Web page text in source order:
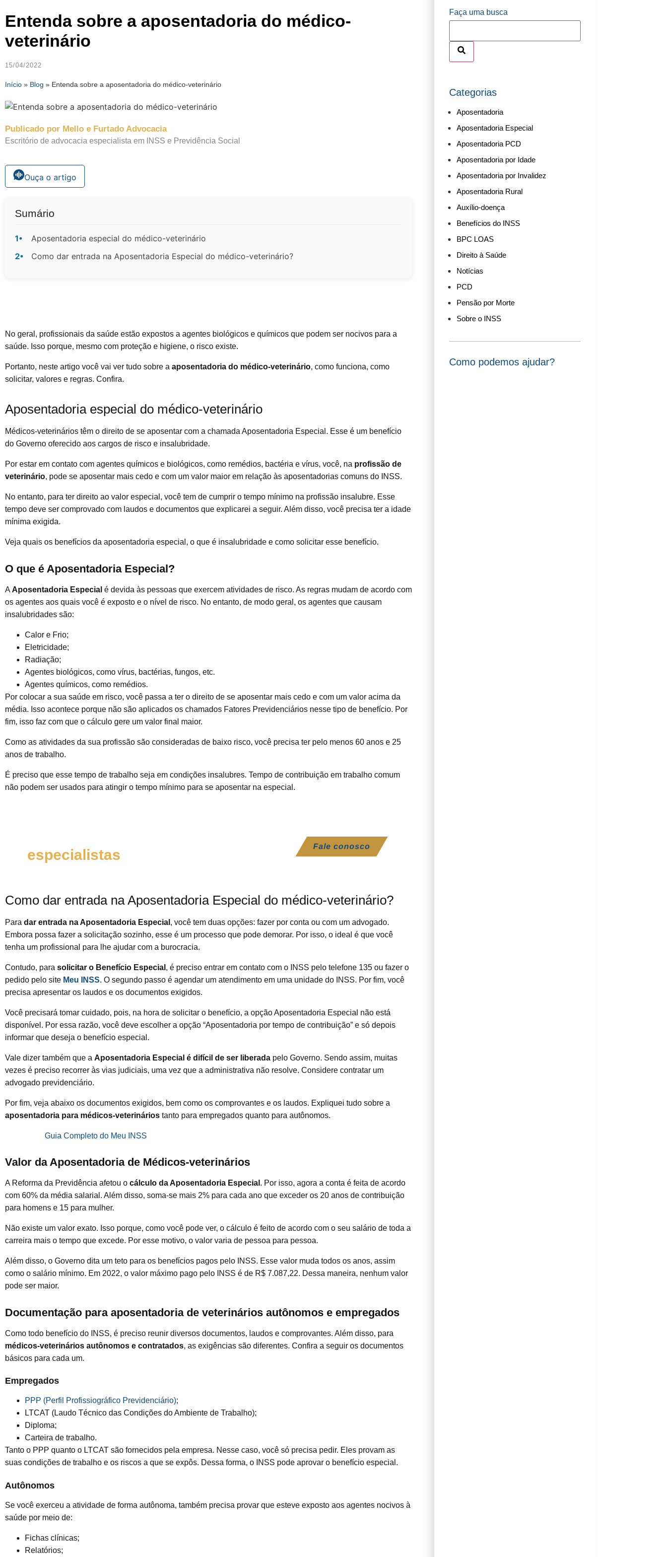
Entenda sobre a aposentadoria do médico-
veterinário
15/04/2022
Início » Blog » Entenda sobre a aposentadoria do médico-veterinário
Publicado por Mello e Furtado Advocacia
Escritório de advocacia especialista em INSS e Previdência Social
Ouça o artigo
Sumário
1•
Aposentadoria especial do médico-veterinário
2•
Como dar entrada na Aposentadoria Especial do médico-veterinário?
No geral, profissionais da saúde estão expostos a agentes biológicos e químicos que podem ser nocivos para a
saúde. Isso porque, mesmo com proteção e higiene, o risco existe.
Portanto, neste artigo você vai ver tudo sobre a aposentadoria do médico-veterinário, como funciona, como
solicitar, valores e regras. Confira.
Aposentadoria especial do médico-veterinário
Médicos-veterinários têm o direito de se aposentar com a chamada Aposentadoria Especial. Esse é um benefício
do Governo oferecido aos cargos de risco e insalubridade.
Por estar em contato com agentes químicos e biológicos, como remédios, bactéria e vírus, você, na profissão de
veterinário, pode se aposentar mais cedo e com um valor maior em relação às aposentadorias comuns do INSS.
No entanto, para ter direito ao valor especial, você tem de cumprir o tempo mínimo na profissão insalubre. Esse
tempo deve ser comprovado com laudos e documentos que explicarei a seguir. Além disso, você precisa ter a idade
mínima exigida.
Veja quais os benefícios da aposentadoria especial, o que é insalubridade e como solicitar esse benefício.
O que é Aposentadoria Especial?
A Aposentadoria Especial é devida às pessoas que exercem atividades de risco. As regras mudam de acordo com
os agentes aos quais você é exposto e o nível de risco. No entanto, de modo geral, os agentes que causam
insalubridades são:
Calor e Frio;
Eletricidade;
Radiação;
Agentes biológicos, como vírus, bactérias, fungos, etc.
Agentes químicos, como remédios.
Por colocar a sua saúde em risco, você passa a ter o direito de se aposentar mais cedo e com um valor acima da
média. Isso acontece porque não são aplicados os chamados Fatores Previdenciários nesse tipo de benefício. Por
fim, isso faz com que o cálculo gere um valor final maior.
Como as atividades da sua profissão são consideradas de baixo risco, você precisa ter pelo menos 60 anos e 25
anos de trabalho.
É preciso que esse tempo de trabalho seja em condições insalubres. Tempo de contribuição em trabalho comum
não podem ser usados para atingir o tempo mínimo para se aposentar na especial.
especialistas
Fale conosco
Como dar entrada na Aposentadoria Especial do médico-veterinário?
Para dar entrada na Aposentadoria Especial , você tem duas opções: fazer por conta ou com um advogado.
Embora possa fazer a solicitação sozinho, esse é um processo que pode demorar. Por isso, o ideal é que você
tenha um profissional para lhe ajudar com a burocracia.
Contudo, para solicitar o Benefício Especial , é preciso entrar em contato com o INSS pelo telefone 135 ou fazer o
pedido pelo site Meu INSS. O segundo passo é agendar um atendimento em uma unidade do INSS. Por fim, você
precisa apresentar os laudos e os documentos exigidos.
Você precisará tomar cuidado, pois, na hora de solicitar o benefício, a opção Aposentadoria Especial não está
disponível. Por essa razão, você deve escolher a opção “Aposentadoria por tempo de contribuição” e só depois
informar que deseja o benefício especial.
Vale dizer também que a Aposentadoria Especial é difícil de ser liberada pelo Governo. Sendo assim, muitas
vezes é preciso recorrer às vias judiciais, uma vez que a administrativa não resolve. Considere contratar um
advogado previdenciário.
Por fim, veja abaixo os documentos exigidos, bem como os comprovantes e os laudos. Expliquei tudo sobre a
aposentadoria para médicos-veterinários tanto para empregados quanto para autônomos.
Guia Completo do Meu INSS
Valor da Aposentadoria de Médicos-veterinários
A Reforma da Previdência afetou o cálculo da Aposentadoria Especial . Por isso, agora a conta é feita de acordo
com 60% da média salarial. Além disso, soma-se mais 2% para cada ano que exceder os 20 anos de contribuição
para homens e 15 para mulher.
Não existe um valor exato. Isso porque, como você pode ver, o cálculo é feito de acordo com o seu salário de toda a
carreira mais o tempo que excede. Por esse motivo, o valor varia de pessoa para pessoa.
Além disso, o Governo dita um teto para os benefícios pagos pelo INSS. Esse valor muda todos os anos, assim
como o salário mínimo. Em 2022, o valor máximo pago pelo INSS é de R$ 7.087,22. Dessa maneira, nenhum valor
pode ser maior.
Documentação para aposentadoria de veterinários autônomos e empregados
Como todo benefício do INSS, é preciso reunir diversos documentos, laudos e comprovantes. Além disso, para
médicos-veterinários autônomos e contratados, as exigências são diferentes. Confira a seguir os documentos
básicos para cada um.
Empregados
PPP (Perfil Profissiográfico Previdenciário);
LTCAT (Laudo Técnico das Condições do Ambiente de Trabalho);
Diploma;
Carteira de trabalho.
Tanto o PPP quanto o LTCAT são fornecidos pela empresa. Nesse caso, você só precisa pedir. Eles provam as
suas condições de trabalho e os riscos a que se expôs. Dessa forma, o INSS pode aprovar o benefício especial.
Autônomos
Se você exerceu a atividade de forma autônoma, também precisa provar que esteve exposto aos agentes nocivos à
saúde por meio de:
Fichas clínicas;
Relatórios;
Faça uma busca
Categorias
Aposentadoria
Aposentadoria Especial
Aposentadoria PCD
Aposentadoria por Idade
Aposentadoria por Invalidez
Aposentadoria Rural
Auxílio-doença
Benefícios do INSS
BPC LOAS
Direito à Saúde
Notícias
PCD
Pensão por Morte
Sobre o INSS
Como podemos ajudar?